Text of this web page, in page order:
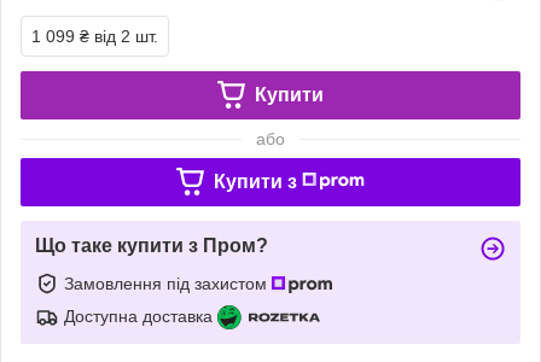
1 099 ₴ від 2 шт.
Купити
або
Купити з
Що таке купити з Пром?
Замовлення під захистом
Доступна доставка